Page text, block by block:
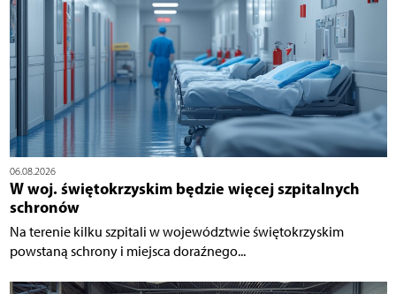
06.08.2026
W woj. świętokrzyskim będzie więcej szpitalnych
schronów
Na terenie kilku szpitali w województwie świętokrzyskim
powstaną schrony i miejsca doraźnego...